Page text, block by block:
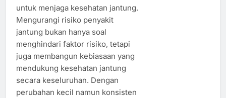
untuk menjaga kesehatan jantung.
Mengurangi risiko penyakit
jantung bukan hanya soal
menghindari faktor risiko, tetapi
juga membangun kebiasaan yang
mendukung kesehatan jantung
secara keseluruhan. Dengan
perubahan kecil namun konsisten